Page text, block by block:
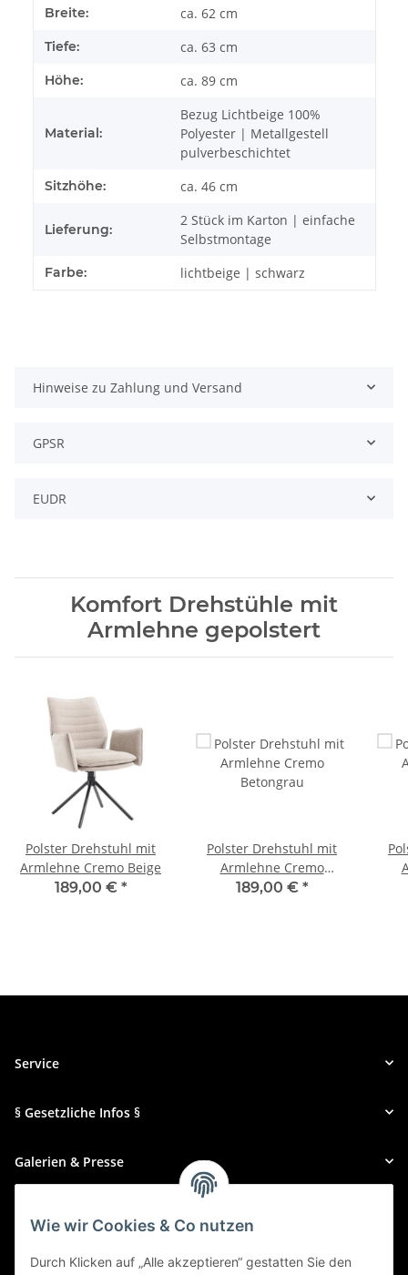
Wie wir Cookies & Co nutzen
Durch Klicken auf „Alle akzeptieren“ gestatten Sie den
Produkteigenschaft
Wert
Breite: ca. 62 cm
Tiefe: ca. 63 cm
Höhe: ca. 89 cm
Material:
Bezug Lichtbeige 100%
Polyester | Metallgestell
pulverbeschichtet
Sitzhöhe: ca. 46 cm
Lieferung:
2 Stück im Karton | einfache
Selbstmontage
Farbe: lichtbeige | schwarz
Hinweise zu Zahlung und Versand
GPSR
EUDR
Komfort Drehstühle mit
Armlehne gepolstert
Polster Drehstuhl mit
Armlehne Cremo Beige
189,00 € *
Polster Drehstuhl mit
Armlehne Cremo
Betongrau
189,00 € *
Service
§ Gesetzliche Infos §
Galerien & Presse